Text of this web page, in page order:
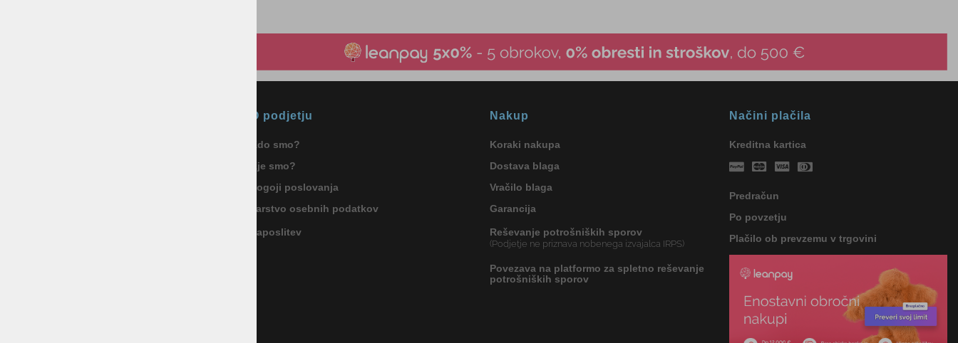
O podjetju
Kdo smo?
Kje smo?
Pogoji poslovanja
Varstvo osebnih podatkov
Zaposlitev
Nakup
Koraki nakupa
Dostava blaga
Vračilo blaga
Garancija
Reševanje potrošniških sporov
(Podjetje ne priznava nobenega izvajalca IRPS)
Povezava na platformo za spletno reševanje
potrošniških sporov
Načini plačila
Kreditna kartica
Predračun
Po povzetju
Plačilo ob prevzemu v trgovini